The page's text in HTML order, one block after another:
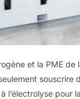
et la PME
l’électrolyse pour